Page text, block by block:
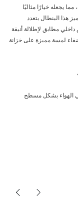
يجعله خيارًا مثاليًا
هذا البنطال بتعدد
مطابق لإطلالة أنيقة
لمسة مميزة على خزانة
الهواء بشكل مسطح